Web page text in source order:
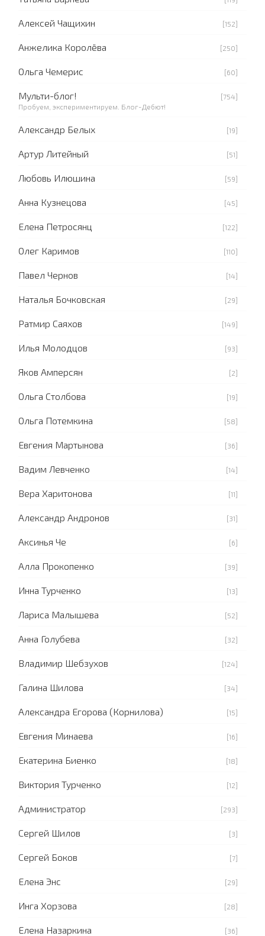
Алексей Чащихин [152]
Анжелика Королёва [250]
Ольга Чемерис [60]
Мульти-блог!
[754]
Пробуем, экспериментируем. Блог-Дебют!
Александр Белых [19]
Артур Литейный [51]
Любовь Илюшина [59]
Анна Кузнецова [45]
Елена Петросянц [122]
Олег Каримов [110]
Павел Чернов [14]
Наталья Бочковская [29]
Ратмир Саяхов [149]
Илья Молодцов [93]
Яков Амперсян [2]
Ольга Столбова [19]
Ольга Потемкина [58]
Евгения Мартынова [36]
Вадим Левченко [14]
Вера Харитонова [11]
Александр Андронов [31]
Аксинья Че [6]
Алла Прокопенко [39]
Инна Турченко [13]
Лариса Малышева [52]
Анна Голубева [32]
Владимир Шебзухов [124]
Галина Шилова [34]
Александра Егорова (Корнилова) [15]
Евгения Минаева [16]
Екатерина Биенко [18]
Виктория Турченко [12]
Администратор [293]
Сергей Шилов [3]
Сергей Боков [7]
Елена Энс [29]
Инга Хорзова [28]
Елена Назаркина [36]